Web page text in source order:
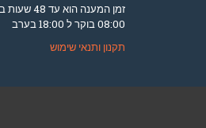
זמן
08:00 בוקר ל 18:00 בערב
תקנון ותנאי שימוש